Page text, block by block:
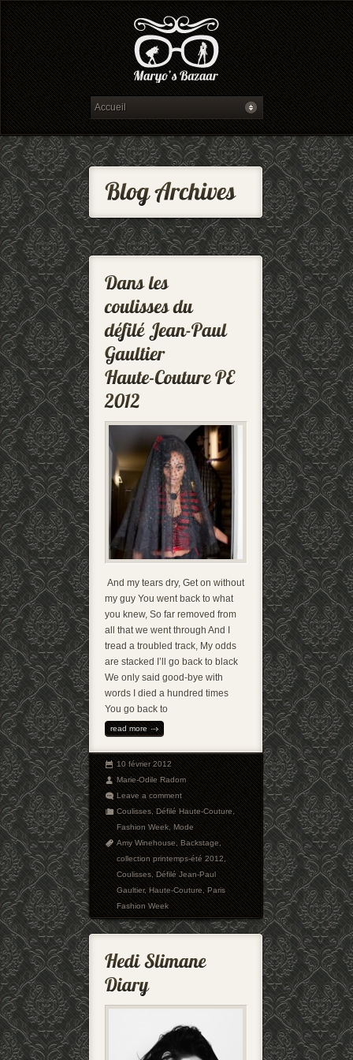
And my tears dry, Get on without
my guy You went back to what
you knew, So far removed from
all that we went through And I
tread a troubled track, My odds
are stacked I’ll go back to black
We only said good-bye with
words I died a hundred times
You go back to
read more
10 février 2012
Marie-Odile Radom
Leave a comment
Coulisses,Défilé Haute-Couture,
Fashion Week,Mode
Amy Winehouse,Backstage,
collection printemps-été 2012,
Coulisses,Défilé Jean-Paul
Gaultier,Haute-Couture,Paris
Fashion Week